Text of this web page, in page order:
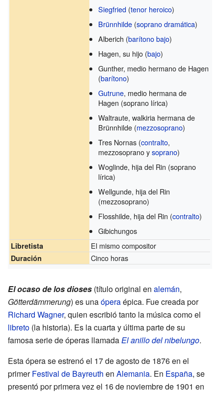
Siegfried(tenor heroico)
Brünnhilde(soprano dramática)
Alberich (barítono bajo)
Hagen, su hijo (bajo)
Gunther, medio hermano de Hagen
(barítono)
Gutrune, medio hermana de
Hagen (soprano lírica)
Waltraute, walkiria hermana de
Brünnhilde (mezzosoprano)
Tres Nornas (contralto,
mezzosoprano ysoprano)
Woglinde, hija del Rin (soprano
lírica)
Wellgunde, hija del Rin
(mezzosoprano)
Flosshilde, hija del Rin (contralto)
Gibichungos
Libretista El mismo compositor
Duración Cinco horas
El ocaso de los dioses (título original en alemán,
Götterdämmerung) es unaóperaépica. Fue creada por
Richard Wagner, quien escribió tanto la música como el
libreto (la historia). Es la cuarta y última parte de su
famosa serie de óperas llamadaEl anillo del nibelungo.
Esta ópera se estrenó el 17 de agosto de 1876 en el
primerFestival de Bayreuth en Alemania. En España, se
presentó por primera vez el 16 de noviembre de 1901 en